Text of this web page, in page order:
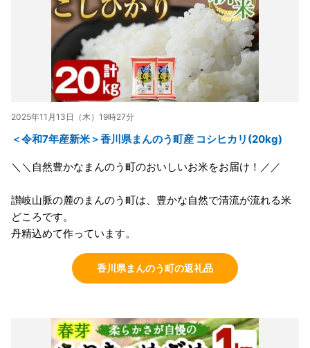
2025年11月13日（木）19時27分
＜令和7年産新米＞香川県まんのう町産 コシヒカリ(20kg)
＼＼自然豊かなまんのう町のおいしいお米をお届け！／／
讃岐山脈の麓のまんのう町は、豊かな自然で清流が流れる米
どころです。
丹精込めて作っています。
香川県まんのう町の返礼品